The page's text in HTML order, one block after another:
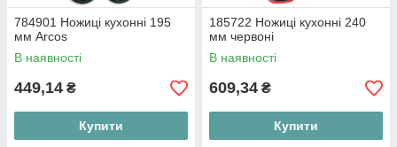
784901 Ножиці кухонні 195
мм Arcos
В наявності
449,14 ₴
Купити
185722 Ножиці кухонні 240
мм червоні
В наявності
609,34 ₴
Купити